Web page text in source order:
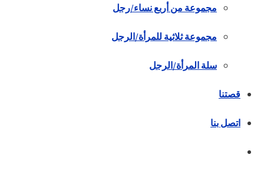
مجموعة من أربع نساء/رجل
مجموعة ثلاثية للمرأة/الرجل
سلة المرأة/الرجل
قصتنا
اتصل بنا